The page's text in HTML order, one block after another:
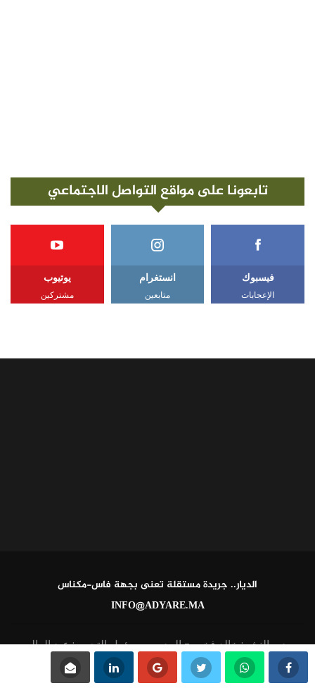
تابعونا على مواقع التواصل الاجتماعي
فيسبوك
الإعجابات
انستغرام
متابعين
يوتيوب
مشتركين
الديار.. جريدة مستقلة تعنى بجهة فاس-مكناس
INFO@ADYARE.MA
مدير النشر: خالد فخير - المدير ومسؤول التحرير: عبد العالي
القاطي